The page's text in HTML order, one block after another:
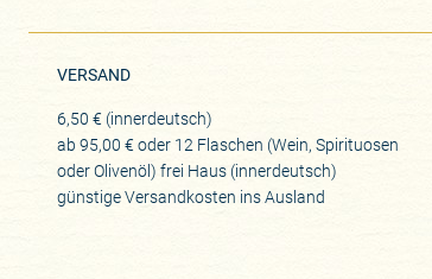
VERSAND
6,50 € (innerdeutsch)
ab 95,00 € oder 12 Flaschen (Wein, Spirituosen
oder Olivenöl) frei Haus (innerdeutsch)
günstige Versandkosten ins Ausland